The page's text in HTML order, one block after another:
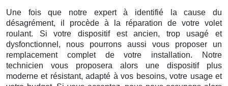
Une fois que notre expert à identifié la cause du
désagrément, il procède à la réparation de votre volet
roulant. Si votre dispositif est ancien, trop usagé et
dysfonctionnel, nous pourrons aussi vous proposer un
remplacement complet de votre installation. Notre
technicien vous proposera alors une dispositif plus
moderne et résistant, adapté à vos besoins, votre usage et